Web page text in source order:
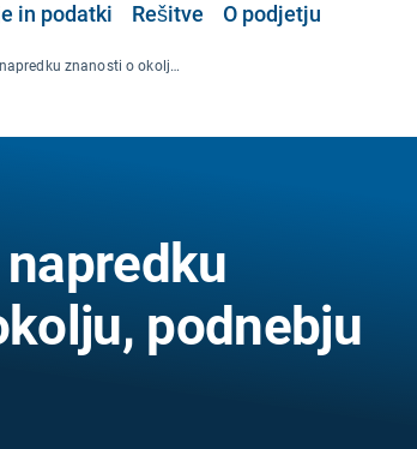
in podatki Rešitve O podjetju
Delavnica o napredku znanosti o okolju, podnebju in raku
podnebju